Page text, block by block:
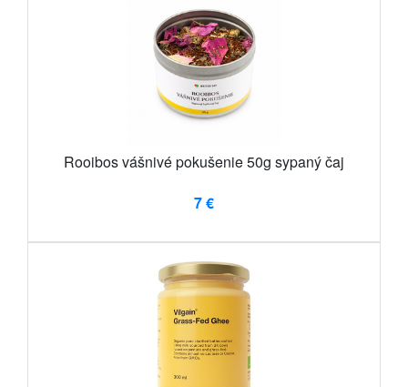
Rooibos vášnivé pokušenie 50g sypaný čaj
7 €